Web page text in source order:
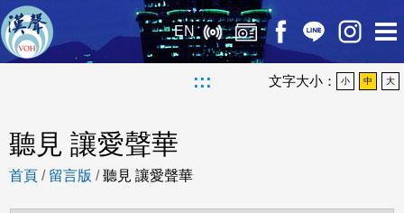
EN
::: 文字大小： 小 中 大
聽見 讓愛聲華
首頁 / 留言版 /聽見 讓愛聲華